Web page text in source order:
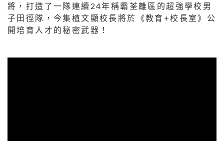
將，打造了一隊連續24年稱霸荃離區的超強學校男
子田徑隊，今集植文顯校長將於《教育+校長室》公
開培育人才的秘密武器！